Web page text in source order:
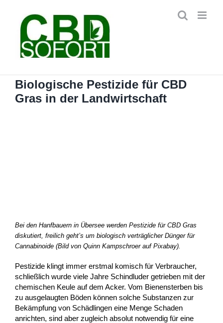
springen
Biologische Pestizide für CBD
Gras in der Landwirtschaft
Bei den Hanfbauern in Übersee werden Pestizide für CBD Gras
diskutiert, freilich geht’s um biologisch verträglicher Dünger für
Cannabinoide (Bild von Quinn Kampschroer auf Pixabay).
Pestizide klingt immer erstmal komisch für Verbraucher,
schließlich wurde viele Jahre Schindluder getrieben mit der
chemischen Keule auf dem Acker. Vom Bienensterben bis
zu ausgelaugten Böden können solche Substanzen zur
Bekämpfung von Schädlingen eine Menge Schaden
anrichten, sind aber zugleich absolut notwendig für eine